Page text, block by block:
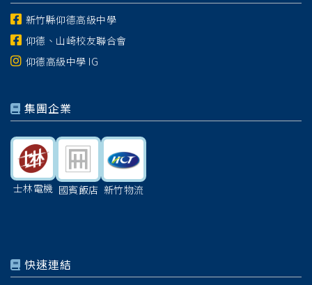
新竹縣仰德高級中學
仰德、山崎校友聯合會
仰德高級中學 IG
集團企業
士林電機 國賓飯店 新竹物流
快速連結